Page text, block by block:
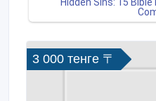
3 000 тенге 〒